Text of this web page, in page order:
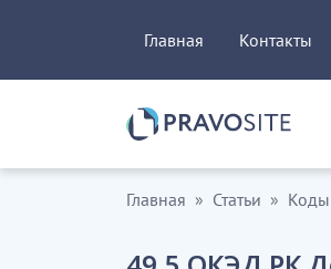
Главная Контакты
Главная Статьи